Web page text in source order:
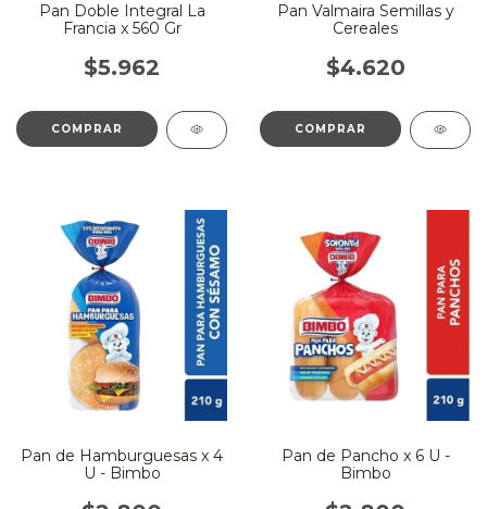
Pan Doble Integral La
Francia x 560 Gr
$5.962
Pan Valmaira Semillas y
Cereales
$4.620
Pan de Hamburguesas x 4
U - Bimbo
Pan de Pancho x 6 U -
Bimbo